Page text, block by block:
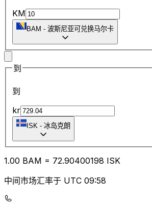
KM
BAM - 波斯尼亚可兑换马尔卡
到
到
kr
ISK - 冰岛克朗
1.00 BAM = 72.90400198 ISK
中间市场汇率于 UTC 09:58